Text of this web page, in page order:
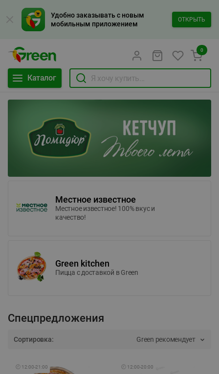
Удобно заказывать с новым
мобильным приложением
ОТКРЫТЬ
Каталог
0
Местное известное
Местное известное! 100% вкус и
качество!
Green kitchen
Пицца c доставкой в Green
Спецпредложения
Сортировка: Green рекомендует
🕘 12:00-21:00 🕘 12:00-20:00